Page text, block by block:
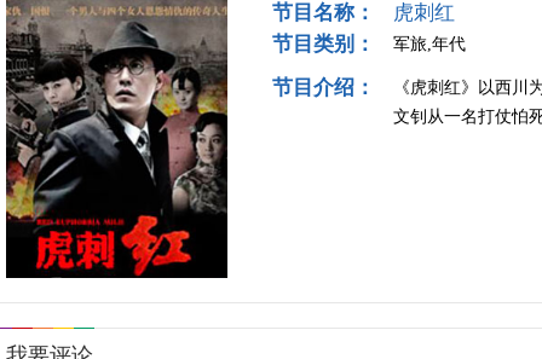
节目名称：
虎刺红
节目类别：
军旅,年代
节目介绍：
《虎刺红》以西川
文钊从一名打仗怕